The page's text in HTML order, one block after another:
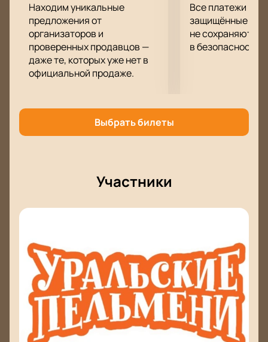
Сергей Калугин
Данила Пятков
Ксения Корнева
Илана
Все участники готовят новые номера, миниатюры и
Где пройдет событие?
Казань Экспо — площадка для крупных
места в любом ряду — от первого до ВИП-ложи.
Где и как купить билеты на шоу
Купить билеты на шоу «Уральские пельмени.
Лучшее» можно на нашем сайте через
интерактивную схему зала. Выберите нужные
места онлайн или позвоните по телефону —
менеджер подскажет свободные варианты и
поможет с выбором. Цена зависит от выбранного
Находим уникальные
предложения от
организаторов и
проверенных продавцов —
даже те, которых уже нет в
официальной продаже.
Все платежи
защищённые
не сохраняются
в безопасности.
Выбрать билеты
Участники